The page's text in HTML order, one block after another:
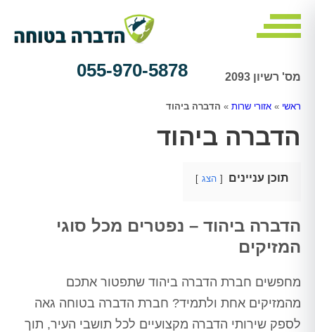
מס' רשיון 2093 055-970-5878
ראשי » אזורי שרות » הדברה ביהוד
הדברה ביהוד
תוכן עניינים הצג
הדברה ביהוד – נפטרים מכל סוגי
המזיקים
מחפשים חברת הדברה ביהוד שתפטור אתכם
מהמזיקים אחת ולתמיד? חברת הדברה בטוחה גאה
לספק שירותי הדברה מקצועיים לכל תושבי העיר, תוך